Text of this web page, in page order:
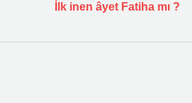
İlk inen âyet Fatiha mı ?